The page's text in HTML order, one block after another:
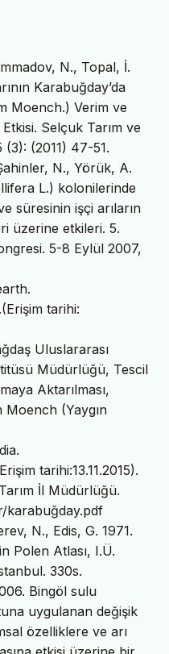
N., Topal, İ.
Karabuğday’da
Moench.) Verim ve
Selçuk Tarım ve
(3): (2011) 47-51.
N., Yörük, A.
L.) kolonilerinde
süresinin işçi arıların
üzerine etkileri. 5.
5-8 Eylül 2007,
tarihi:
Uluslararası
Müdürlüğü, Tescil
Aktarılması,
(Yaygın
tarihi:13.11.2015).
İl Müdürlüğü.
karabuğday.pdf
N., Edis, G. 1971.
Polen Atlası, I.Ü.
330s.
Bingöl sulu
uygulanan değişik
özelliklere ve arı